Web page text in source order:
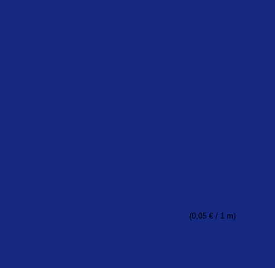
(0,05 € / 1 m)